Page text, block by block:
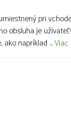
pri
obsluha je
napríklad ...Viac